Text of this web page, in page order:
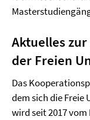
Aktuelles
der Freien
Das
dem sich die Freie
wird seit 2017